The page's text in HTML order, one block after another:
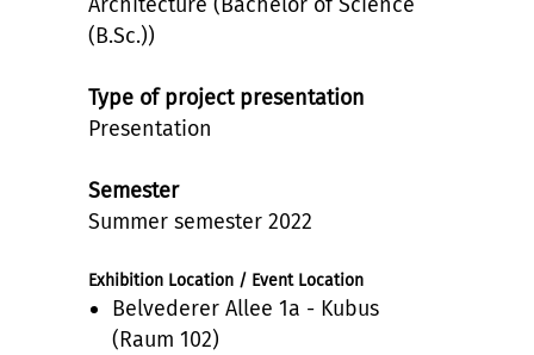
(B.Sc.))
Type of project presentation
Presentation
Semester
Summer semester 2022
Exhibition Location / Event Location
Belvederer Allee 1a - Kubus
(Raum 102)